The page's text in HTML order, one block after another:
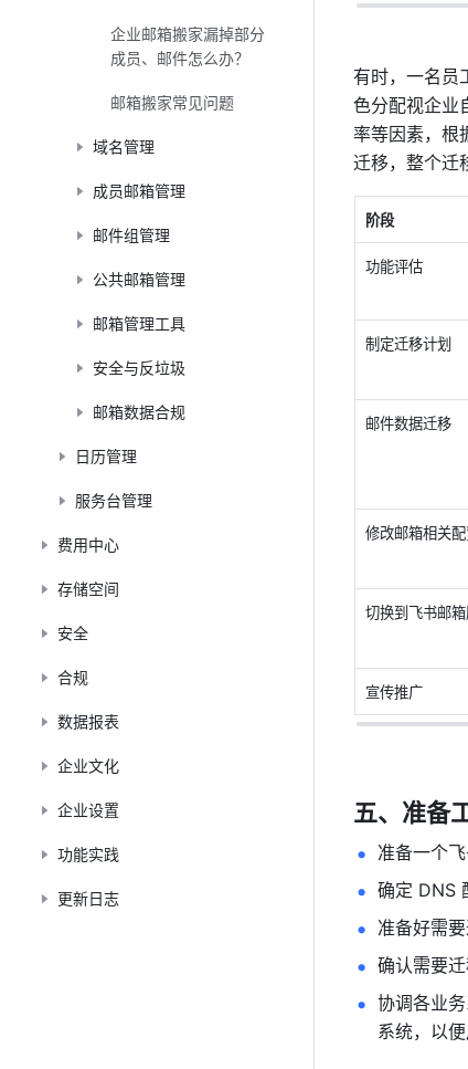
企业邮箱搬家漏掉部分
成员、邮件怎么办？
邮箱搬家常见问题
域名管理
成员邮箱管理
邮件组管理
公共邮箱管理
邮箱管理工具
安全与反垃圾
邮箱数据合规
日历管理
服务台管理
费用中心
存储空间
安全
合规
数据报表
企业文化
企业设置
功能实践
更新日志
有时，一名员
色分配视企业
率等因素，根
迁移，整个迁
阶段
功能评估
制定迁移计划
邮件数据迁移
修改邮箱相关
切换到飞书邮
宣传推广
五、准备
准备一个
确定 DNS
准备好需
确认需要
协调各业
系统，以